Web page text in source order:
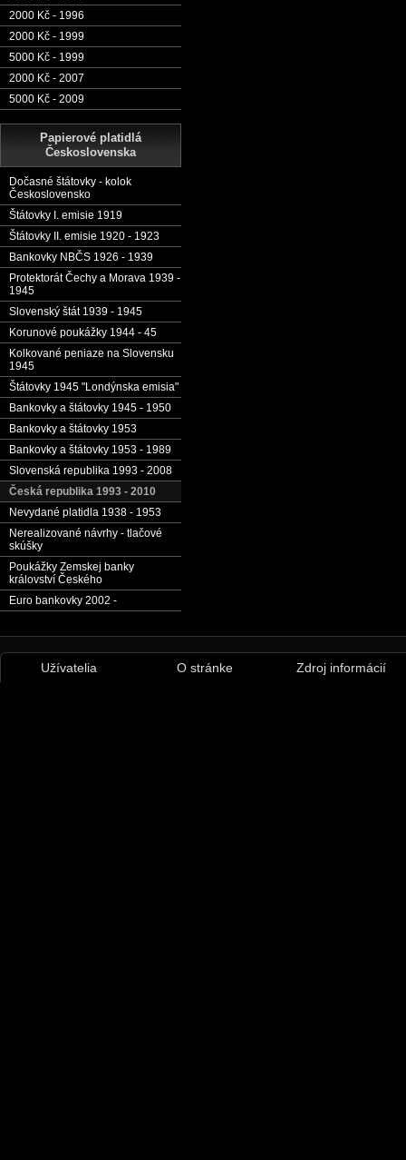
2000 Kč - 1996
2000 Kč - 1999
5000 Kč - 1999
2000 Kč - 2007
5000 Kč - 2009
Papierové platidlá
Československa
Dočasné štátovky - kolok
Československo
Štátovky I. emisie 1919
Štátovky II. emisie 1920 - 1923
Bankovky NBČS 1926 - 1939
Protektorát Čechy a Morava 1939 -
1945
Slovenský štát 1939 - 1945
Korunové poukážky 1944 - 45
Kolkované peniaze na Slovensku
1945
Štátovky 1945 "Londýnska emisia"
Bankovky a štátovky 1945 - 1950
Bankovky a štátovky 1953
Bankovky a štátovky 1953 - 1989
Slovenská republika 1993 - 2008
Česká republika 1993 - 2010
Nevydané platidla 1938 - 1953
Nerealizované návrhy - tlačové
skúšky
Poukážky Zemskej banky
království Českého
Euro bankovky 2002 -
Užívatelia O stránke Zdroj informácií